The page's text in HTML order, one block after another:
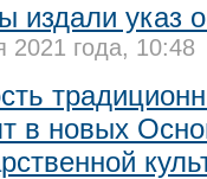
издали указ
2021 года, 10:48
в новых